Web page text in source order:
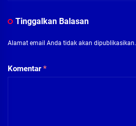
Tinggalkan Balasan
Alamat email Anda tidak akan dipublikasikan.
Komentar*